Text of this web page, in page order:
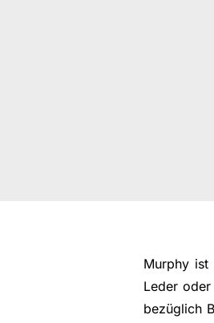
Murphy ist
Leder
bezüglich